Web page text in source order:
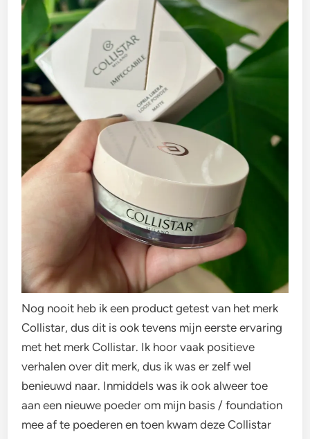
Nog nooit heb ik een product getest van het merk
Collistar, dus dit is ook tevens mijn eerste ervaring
met het merk Collistar. Ik hoor vaak positieve
verhalen over dit merk, dus ik was er zelf wel
benieuwd naar. Inmiddels was ik ook alweer toe
aan een nieuwe poeder om mijn basis / foundation
mee af te poederen en toen kwam deze Collistar